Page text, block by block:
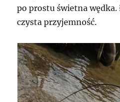
po prostu świetna
czysta przyjemność.